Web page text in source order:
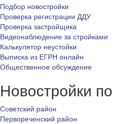
Подбор новостройки
Проверка регистрации ДДУ
Проверка застройщика
Видеонаблюдение за стройками
Калькулятор неустойки
Выписка из ЕГРН онлайн
Общественное обсуждение
Новостройки
Советский район
Первореченский район